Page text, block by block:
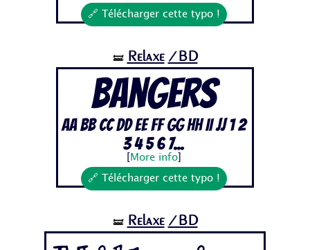
🔗 Télécharger cette typo !
🝛 Relaxe /BD
Bangers
Aa Bb Cc Dd Ee Ff Gg Hh Ii Jj 1 2
3 4 5 6 7...
More info]
🔗 Télécharger cette typo !
🝛 Relaxe /BD